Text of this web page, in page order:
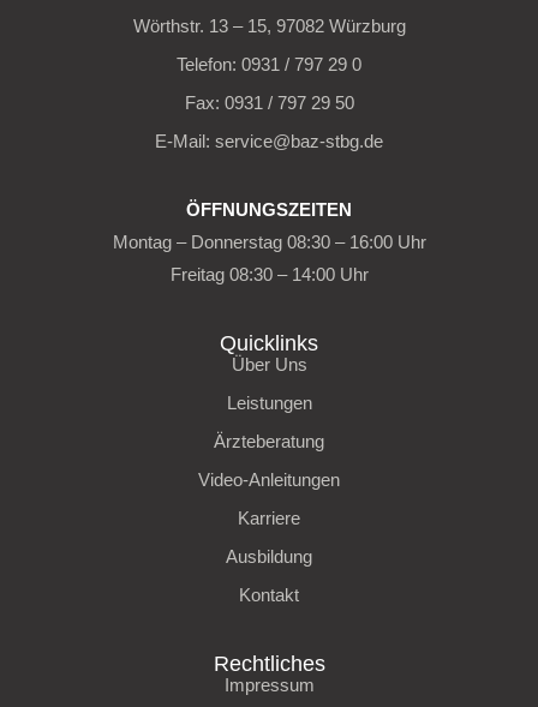
Wörthstr. 13 – 15, 97082 Würzburg
Telefon: 0931 / 797 29 0
Fax: 0931 / 797 29 50
E-Mail: service@baz-stbg.de
ÖFFNUNGSZEITEN
Montag – Donnerstag 08:30 – 16:00 Uhr
Freitag 08:30 – 14:00 Uhr
Quicklinks
Über Uns
Leistungen
Ärzteberatung
Video-Anleitungen
Karriere
Ausbildung
Kontakt
Rechtliches
Impressum